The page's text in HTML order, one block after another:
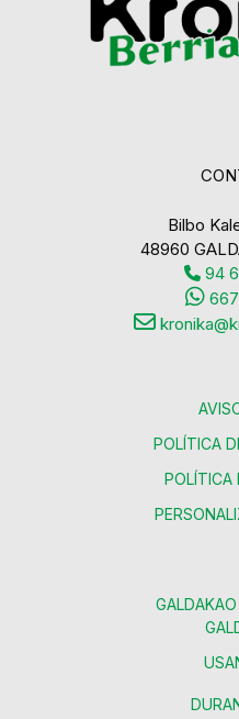
Bilbo
48960
94
667
POLÍTICA
POLÍTICA